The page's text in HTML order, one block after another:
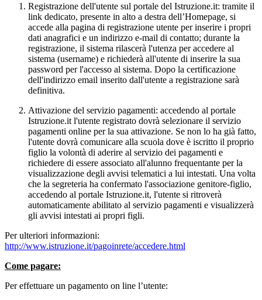
Registrazione dell'utente sul portale del Istruzione.it: tramite il
link dedicato, presente in alto a destra dell’Homepage, si
accede alla pagina di registrazione utente per inserire i propri
dati anagrafici e un indirizzo e-mail di contatto; durante la
registrazione, il sistema rilascerà l'utenza per accedere al
sistema (username) e richiederà all'utente di inserire la sua
password per l'accesso al sistema. Dopo la certificazione
dell'indirizzo email inserito dall'utente a registrazione sarà
definitiva.
Attivazione del servizio pagamenti: accedendo al portale
Istruzione.it l'utente registrato dovrà selezionare il servizio
pagamenti online per la sua attivazione. Se non lo ha già fatto,
l'utente dovrà comunicare alla scuola dove è iscritto il proprio
figlio la volontà di aderire al servizio dei pagamenti e
richiedere di essere associato all'alunno frequentante per la
visualizzazione degli avvisi telematici a lui intestati. Una volta
che la segreteria ha confermato l'associazione genitore-figlio,
accedendo al portale Istruzione.it, l'utente si ritroverà
automaticamente abilitato al servizio pagamenti e visualizzerà
gli avvisi intestati ai propri figli.
Per ulteriori informazioni:
http://www.istruzione.it/pagoinrete/accedere.html
Come pagare:
Per effettuare un pagamento on line l’utente: